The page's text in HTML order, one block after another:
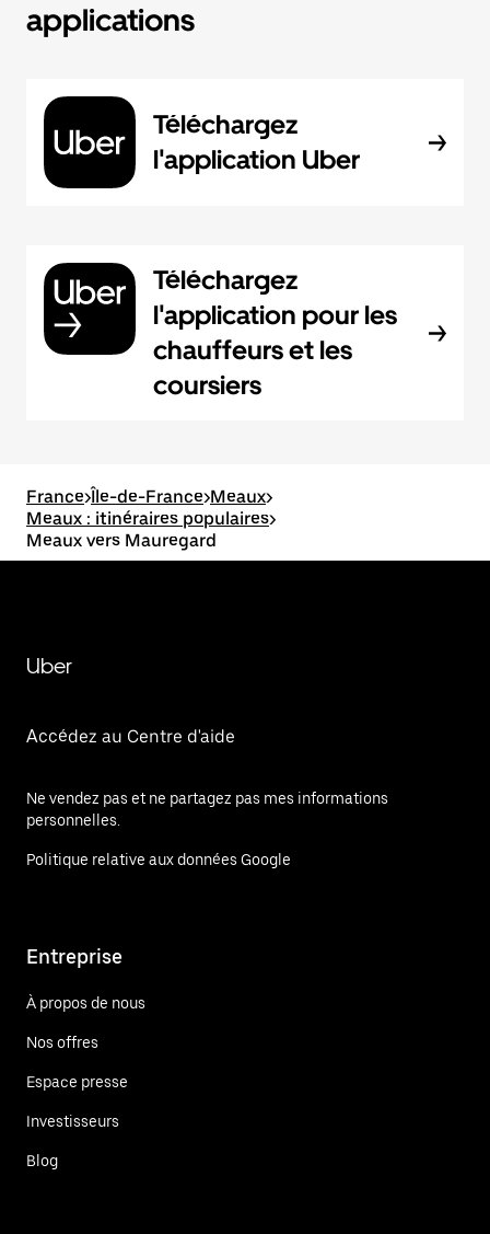
applications
Téléchargez
l'application Uber
Téléchargez
l'application pour les
chauffeurs et les
coursiers
France>Île-de-France>Meaux>
Meaux : itinéraires populaires>
Meaux vers Mauregard
Uber
Accédez au Centre d'aide
Ne vendez pas et ne partagez pas mes informations
personnelles.
Politique relative aux données Google
Entreprise
À propos de nous
Nos offres
Espace presse
Investisseurs
Blog